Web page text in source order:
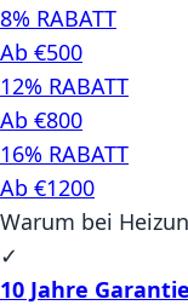
8% RABATT
Ab €500
12% RABATT
Ab €800
16% RABATT
Ab €1200
Warum bei
✓
10 Jahre Garantie